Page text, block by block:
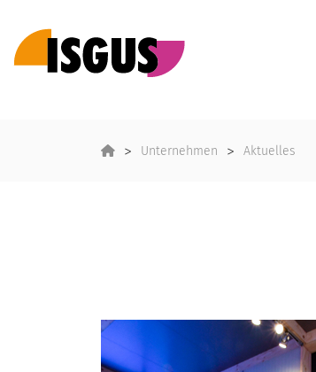
Unternehmen Aktuelles